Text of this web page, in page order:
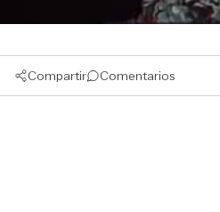
Compartir Comentarios